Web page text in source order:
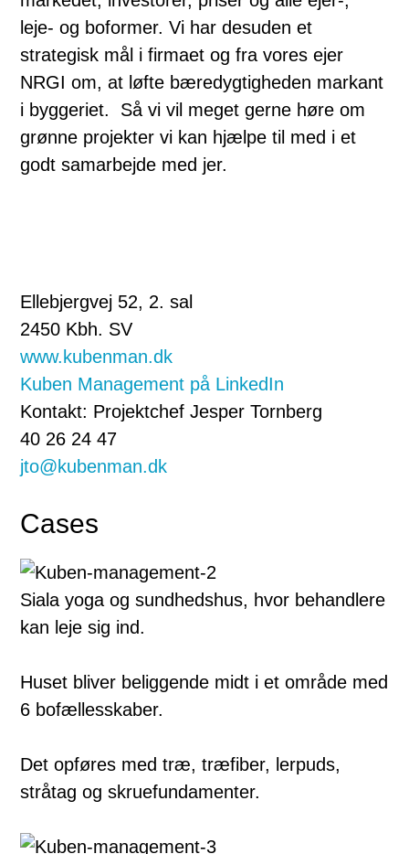
leje- og boformer. Vi har desuden et
strategisk mål i firmaet og fra vores ejer
NRGI om, at løfte bæredygtigheden markant
i byggeriet. Så vi vil meget gerne høre om
grønne projekter vi kan hjælpe til med i et
godt samarbejde med jer.
Ellebjergvej 52, 2. sal
2450 Kbh. SV
www.kubenman.dk
Kuben Management på LinkedIn
Kontakt: Projektchef Jesper Tornberg
40 26 24 47
jto@kubenman.dk
Cases
Siala yoga og sundhedshus, hvor behandlere
kan leje sig ind.
Huset bliver beliggende midt i et område med
6 bofællesskaber.
Det opføres med træ, træfiber, lerpuds,
stråtag og skruefundamenter.